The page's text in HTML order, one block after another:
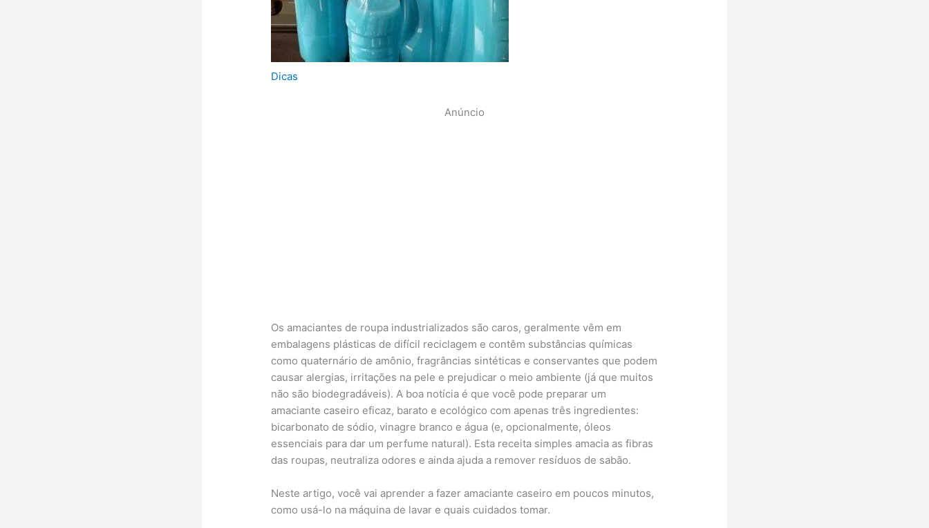
Dicas
Anúncio
Os amaciantes de roupa industrializados são caros, geralmente vêm em
embalagens plásticas de difícil reciclagem e contêm substâncias químicas
como quaternário de amônio, fragrâncias sintéticas e conservantes que podem
causar alergias, irritações na pele e prejudicar o meio ambiente (já que muitos
não são biodegradáveis). A boa notícia é que você pode preparar um
amaciante caseiro eficaz, barato e ecológico com apenas três ingredientes:
bicarbonato de sódio, vinagre branco e água (e, opcionalmente, óleos
essenciais para dar um perfume natural). Esta receita simples amacia as fibras
das roupas, neutraliza odores e ainda ajuda a remover resíduos de sabão.
Neste artigo, você vai aprender a fazer amaciante caseiro em poucos minutos,
como usá-lo na máquina de lavar e quais cuidados tomar.